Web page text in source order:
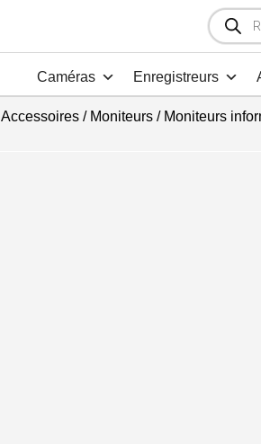
de
produits
Caméras Enregistreurs
Accessoires/ Moniteurs/ Moniteurs